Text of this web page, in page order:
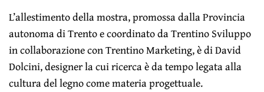
L’allestimento della mostra, promossa dalla Provincia
autonoma di Trento e coordinato da Trentino Sviluppo
in collaborazione con Trentino Marketing, è di David
Dolcini, designer la cui ricerca è da tempo legata alla
cultura del legno come materia progettuale.